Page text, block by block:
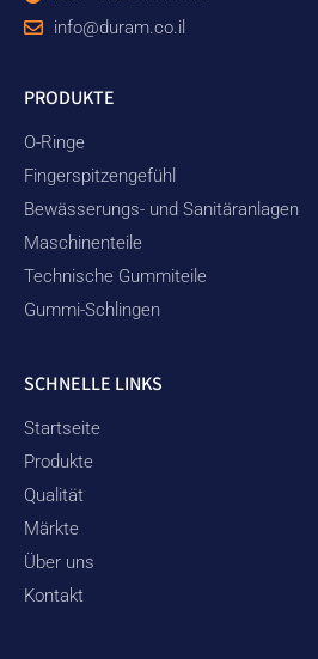
info@duram.co.il
PRODUKTE
O-Ringe
Fingerspitzengefühl
Bewässerungs- und Sanitäranlagen
Maschinenteile
Technische Gummiteile
Gummi-Schlingen
SCHNELLE LINKS
Startseite
Produkte
Qualität
Märkte
Über uns
Kontakt